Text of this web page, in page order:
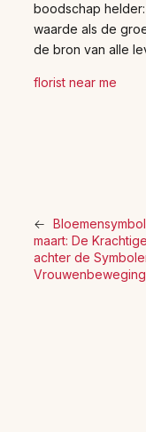
boodschap
waarde als de
de bron van alle
florist near me
←
maart: De
achter de
Vrouwenbeweging